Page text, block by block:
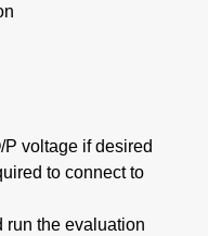
voltage if desired
to connect to
run the evaluation